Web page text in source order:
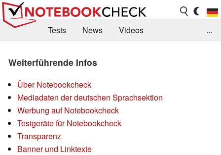
Tests News
Videos
Forum
...
Weiterführende Infos
Über Notebookcheck
Mediadaten der deutschen Sprachsektion
Werbung auf Notebookcheck
Testgeräte für Notebookcheck
Transparenz
Banner und Linktexte